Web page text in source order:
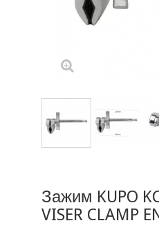
Зажим KUPO
VISER CLAMP